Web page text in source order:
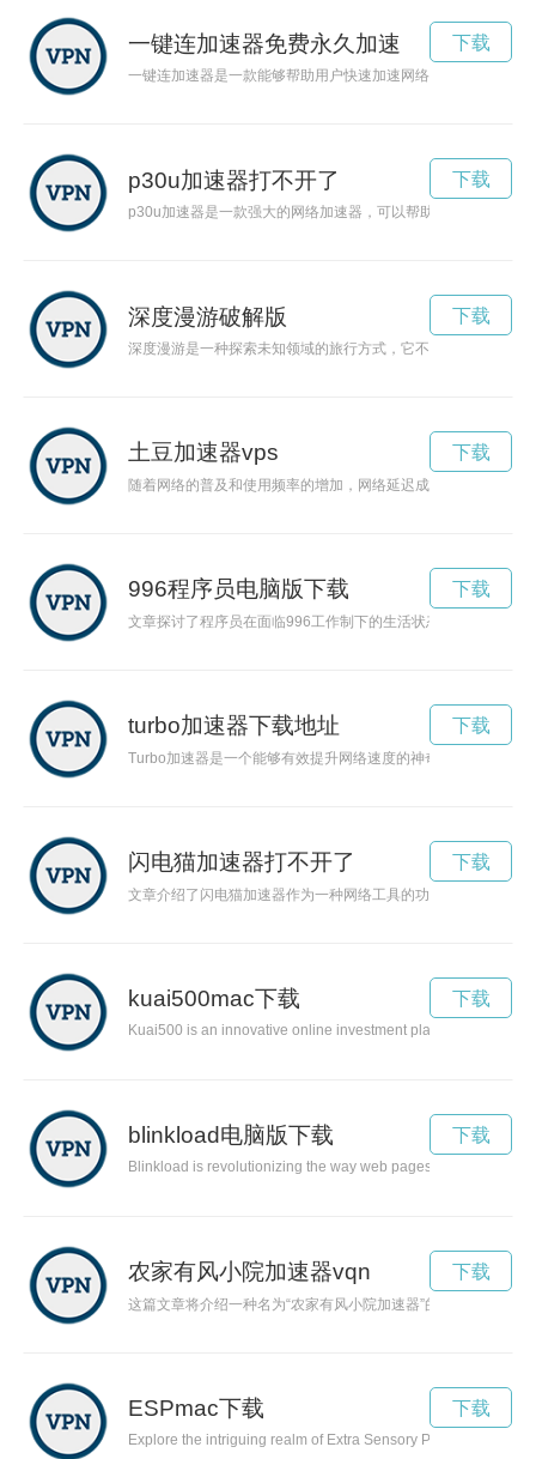
一键连加速器免费永久加速
一键连加速器是一款能够帮助用户快速加速网络的工具，让用户
下载
p30u加速器打不开了
p30u加速器是一款强大的网络加速器，可以帮助用户轻松提升
下载
深度漫游破解版
深度漫游是一种探索未知领域的旅行方式，它不仅仅是简单的
下载
土豆加速器vps
随着网络的普及和使用频率的增加，网络延迟成为用户体验的
下载
996程序员电脑版下载
文章探讨了程序员在面临996工作制下的生活状态和挑战，以及
下载
turbo加速器下载地址
Turbo加速器是一个能够有效提升网络速度的神奇工具。本文
下载
闪电猫加速器打不开了
文章介绍了闪电猫加速器作为一种网络工具的功能和优势，并
下载
kuai500mac下载
Kuai500 is an innovative online investment platform that
下载
blinkload电脑版下载
Blinkload is revolutionizing the way web pages are loaded,
下载
农家有风小院加速器vqn
这篇文章将介绍一种名为“农家有风小院加速器”的创新设备，
下载
ESPmac下载
Explore the intriguing realm of Extra Sensory Perception
下载